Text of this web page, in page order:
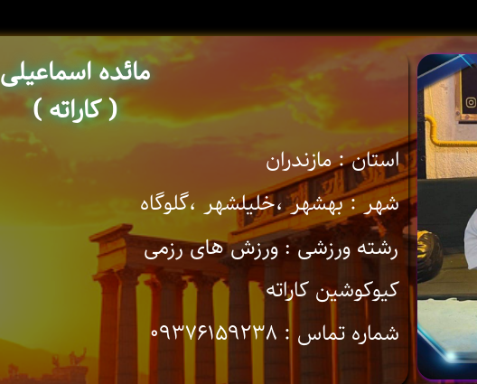
مائده اسماعیلی
( کاراته )
استان : مازندران
شهر : بهشهر ،خلیلشهر ،گلوگاه
رشته ورزشی : ورزش های رزمی
کیوکوشین کاراته
شماره تماس : ۰۹۳۷۶۱۵۹۲۳۸